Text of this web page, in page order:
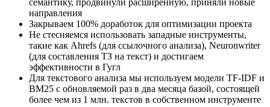
направления
Закрываем 100% доработок для оптимизации проекта
Не стесняемся использовать западные инструменты,
такие как Ahrefs (для ссылочного анализа), Neuronwriter
(для составления ТЗ на текст) и достигаем
эффективности в Гугл
Для текстового анализа мы используем модели TF-IDF и
BM25 с обновляемой раз в два месяца базой, состоящей
более чем из 1 млн. текстов в собственном инструменте